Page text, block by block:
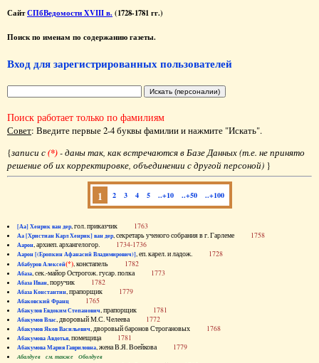
СайтСПбВедомости XVIII в. (1728-1781 гг.)
Поиск по именам по содержанию газеты.
Вход для зарегистрированных пользователей
Поиск работает только по фамилиям
Совет: Введите первые 2-4 буквы фамилии и нажмите "Искать".
{записи с(*)- даны так, как встречаются в Базе Данных (т.е. не принято
решение об их корректировке, объединении с другой персоной) }
1 2 3 4 5 ..+10 ..+50 ..+100
[Аа] Хенрик ван дер, гол. приказчик 1763
Аа [Христиан Карл Хенрик] ван дер, секретарь ученого собрания в г. Гарлеме 1758
Аарон, архиеп. архангелогор. 1734-1736
Аарон [(Еропкин Афанасий Владимирович)], еп. карел. и ладож. 1728
Абабуров Алексей(*), констапель 1782
Абаза, сек.-майор Острогож. гусар. полка 1773
Абаза Иван, поручик 1782
Абаза Константин, прапорщик 1779
Абаковский Франц 1765
Абакулов Евдоким Степанович, прапорщик 1781
Абакумов Влас, дворовый М.С. Челеева 1772
Абакумов Яков Васильевич, дворовый баронов Строгановых 1768
Абакумова Авдотья, помещица 1781
Абакумова Мария Гавриловна, жена В.Я. Воейкова 1779
Абалдуев см. также Оболдуев